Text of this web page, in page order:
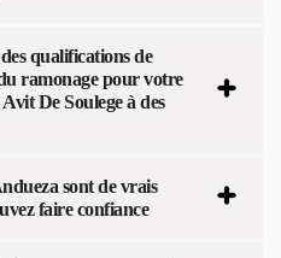
qualifications de
ramonage pour votre
De Soulege à des
sont de vrais
faire confiance